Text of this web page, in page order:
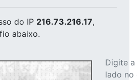
do IP 216.73.216.17,
abaixo.
Digite
lado no